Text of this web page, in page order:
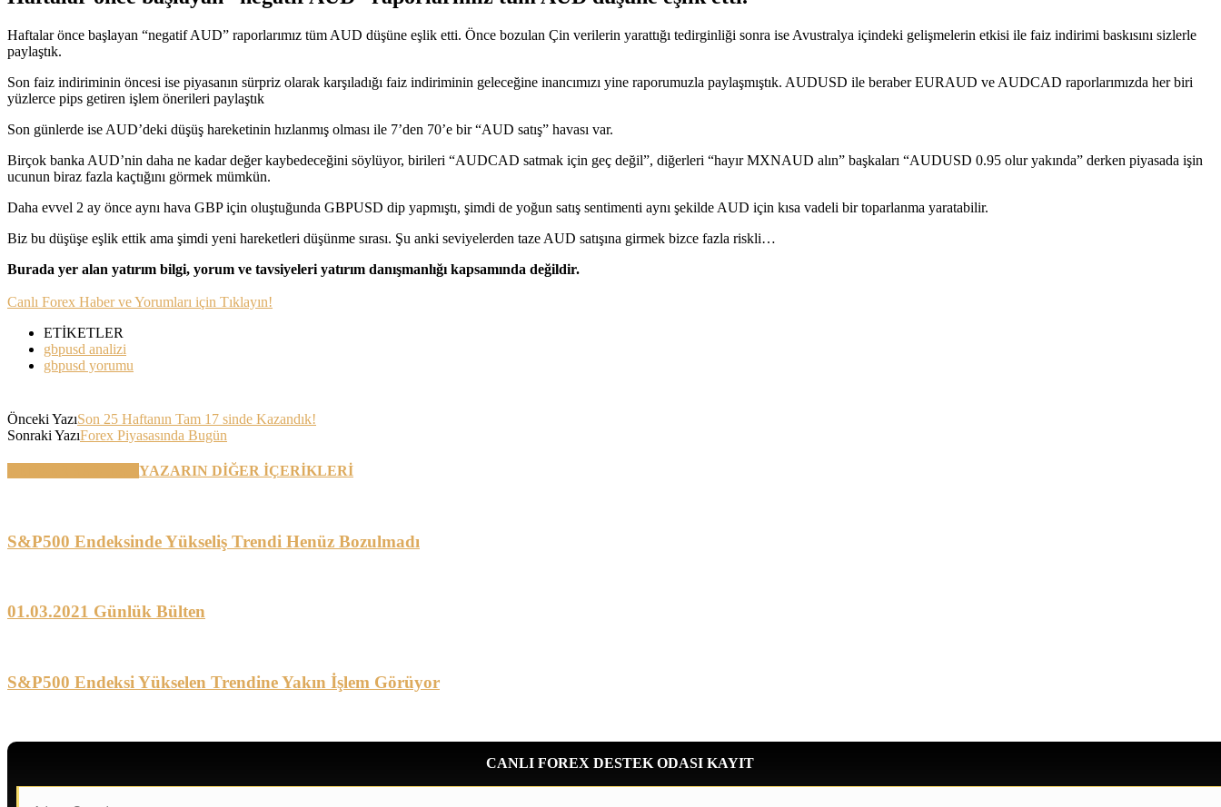
Haftalar önce başlayan “negatif AUD” raporlarımız tüm AUD düşüne eşlik etti. Önce bozulan Çin verilerin yarattığı tedirginliği sonra ise Avustralya içindeki gelişmelerin etkisi ile faiz indirimi baskısını sizlerle
paylaştık.
Son faiz indiriminin öncesi ise piyasanın sürpriz olarak karşıladığı faiz indiriminin geleceğine inancımızı yine raporumuzla paylaşmıştık. AUDUSD ile beraber EURAUD ve AUDCAD raporlarımızda her biri
yüzlerce pips getiren işlem önerileri paylaştık
Son günlerde ise AUD’deki düşüş hareketinin hızlanmış olması ile 7’den 70’e bir “AUD satış” havası var.
Birçok banka AUD’nin daha ne kadar değer kaybedeceğini söylüyor, birileri “AUDCAD satmak için geç değil”, diğerleri “hayır MXNAUD alın” başkaları “AUDUSD 0.95 olur yakında” derken piyasada işin
ucunun biraz fazla kaçtığını görmek mümkün.
Daha evvel 2 ay önce aynı hava GBP için oluştuğunda GBPUSD dip yapmıştı, şimdi de yoğun satış sentimenti aynı şekilde AUD için kısa vadeli bir toparlanma yaratabilir.
Biz bu düşüşe eşlik ettik ama şimdi yeni hareketleri düşünme sırası. Şu anki seviyelerden taze AUD satışına girmek bizce fazla riskli…
Burada yer alan yatırım bilgi, yorum ve tavsiyeleri yatırım danışmanlığı kapsamında değildir.
Canlı Forex Haber ve Yorumları için Tıklayın!
ETİKETLER
gbpusd analizi
gbpusd yorumu
Önceki YazıSon 25 Haftanın Tam 17 sinde Kazandık!
Sonraki YazıForex Piyasasında Bugün
YAZARIN DİĞER İÇERİKLERİ
S&P500 Endeksinde Yükseliş Trendi Henüz Bozulmadı
01.03.2021 Günlük Bülten
S&P500 Endeksi Yükselen Trendine Yakın İşlem Görüyor
CANLI FOREX DESTEK ODASI KAYIT